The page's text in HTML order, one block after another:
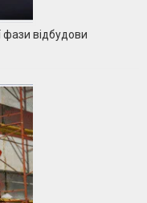
фази відбудови